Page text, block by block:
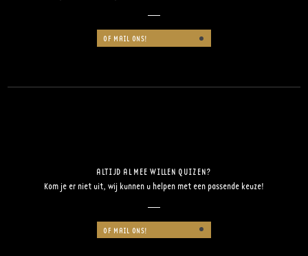
OF MAIL ONS!
ALTIJD AL MEE WILLEN QUIZEN?
Kom je er niet uit, wij kunnen u helpen met een passende keuze!
OF MAIL ONS!